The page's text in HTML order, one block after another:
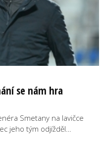
se nám hra
Smetany na lavičce
jeho tým odjížděl…